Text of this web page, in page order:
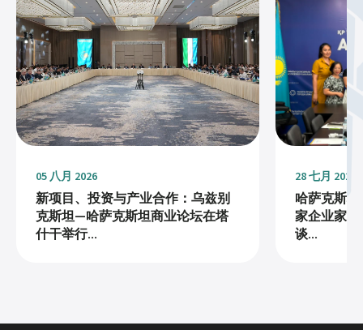
05 八月 2026
新项目、投资与产业合作：乌兹别
克斯坦—哈萨克斯坦商业论坛在塔
什干举行...
28 七月 2026
哈萨克斯
家企业家协
谈...